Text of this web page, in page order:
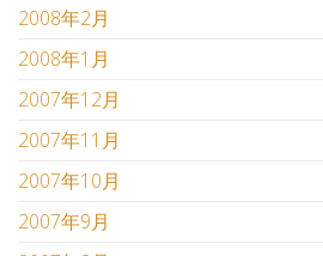
2008年2月
2008年1月
2007年12月
2007年11月
2007年10月
2007年9月